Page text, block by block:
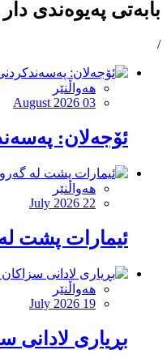
بابەتی پەیوەندی دار
/
هەواڵنێر
August 2026 03
ئۆجەلان:
هەواڵنێر
July 2026 22
ئیمارات پشت
هەواڵنێر
July 2026 19
بڕیاری لادانی